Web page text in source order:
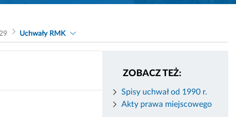
Uchwały RMK
ZOBACZ TEŻ:
Spisy uchwał od 1990 r.
Akty prawa miejscowego